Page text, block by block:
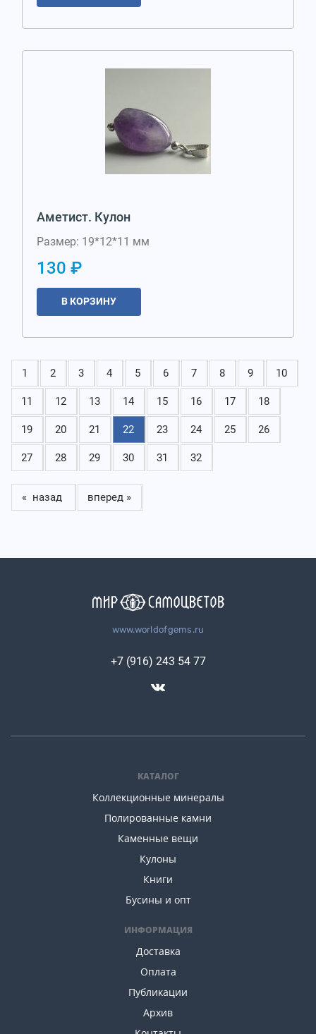
Аметист. Кулон
Размер: 19*12*11 мм
130 ₽
В КОРЗИНУ
1 2 3 4 5 6 7 8 9 10
11 12 13 14 15 16 17 18
19 20 21 22 23 24 25 26
27 28 29 30 31 32
« назад вперед »
www.worldofgems.ru
КАТАЛОГ
Коллекционные минералы
Полированные камни
Каменные вещи
Кулоны
Книги
Бусины и опт
ИНФОРМАЦИЯ
Доставка
Оплата
Публикации
Архив
+7 (916) 243 54 77